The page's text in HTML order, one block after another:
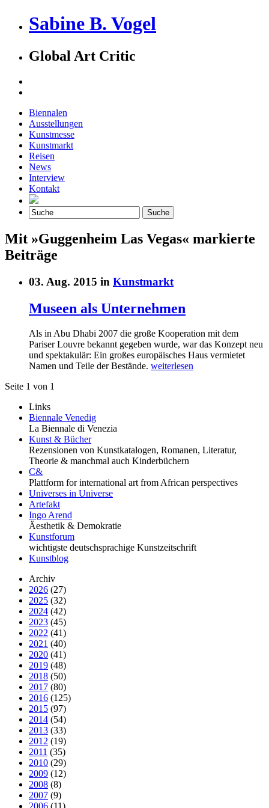
Sabine B. Vogel
Global Art Critic
Biennalen
Ausstellungen
Kunstmesse
Kunstmarkt
Reisen
News
Interview
Kontakt
Mit »Guggenheim Las Vegas« markierte
Beiträge
03. Aug. 2015 in Kunstmarkt
Museen als Unternehmen
Als in Abu Dhabi 2007 die große Kooperation mit dem
Pariser Louvre bekannt gegeben wurde, war das Konzept neu
und spektakulär: Ein großes europäisches Haus vermietet
Namen und Teile der Bestände. weiterlesen
Seite 1 von 1
Links
Biennale Venedig
La Biennale di Venezia
Kunst & Bücher
Rezensionen von Kunstkatalogen, Romanen, Literatur,
Theorie & manchmal auch Kinderbüchern
C&
Plattform for international art from African perspectives
Universes in Universe
Artefakt
Ingo Arend
Äesthetik & Demokratie
Kunstforum
wichtigste deutschsprachige Kunstzeitschrift
Kunstblog
Archiv
2026 (27)
2025 (32)
2024 (42)
2023 (45)
2022 (41)
2021 (40)
2020 (41)
2019 (48)
2018 (50)
2017 (80)
2016 (125)
2015 (97)
2014 (54)
2013 (33)
2012 (19)
2011 (35)
2010 (29)
2009 (12)
2008 (8)
2007 (9)